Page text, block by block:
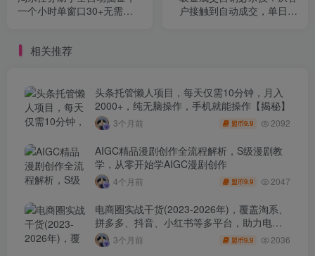
一个小时单窗口30+无需人
户接触到自动成交，单日成
相关推荐
头条托管懒人项目，每天仅需10分钟，月入
2000+，纯无脑操作，手机就能操作【揭秘】
3个月前 盟币9.9 2092
AIGC精品漫剧创作全流程解析，S级漫剧教
学，从零开始学AIGC漫剧创作
4个月前 盟币9.9 2047
电商圈实战干货(2023-2026年)，覆盖淘系、
拼多多、抖音、小红书等多平台，助力电商
人避开坑、提效率、稳盈利(更新4月)
3个月前 盟币9.9 2036